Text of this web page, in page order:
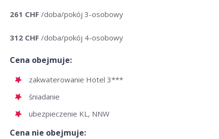
261 CHF /doba/pokój 3-osobowy
312 CHF /doba/pokój 4-osobowy
Cena obejmuje:
zakwaterowanie Hotel 3***
śniadanie
ubezpieczenie KL, NNW
Cena nie obejmuje: